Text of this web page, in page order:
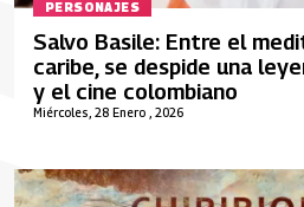
PERSONAJES
Miércoles, 28 Enero , 2026
Salvo Basile: Entre el
caribe, se despide una
y el cine colombiano